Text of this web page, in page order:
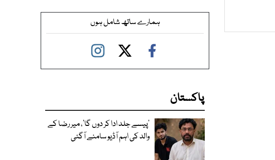
ہمارے ساتھ شامل ہوں
پاکستان
’پیسے جلد ادا کر دوں گا‘، میر رضا کے
والد کی اہم آڈیو سامنے آگئی